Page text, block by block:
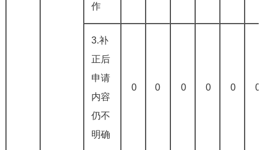
作
3.补
正后
申请
内容
仍不
明确
0 0 0 0 0 0